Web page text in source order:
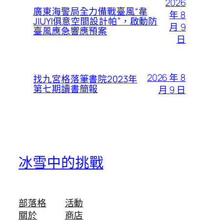
廣東海警局全力備戰臺風“韋
JIUYI俱意空間設計帕”，啟動防
臺風應急響應預案
年 8
月 9
日
找九宮格落筆書院2023年
第七期讀書簡報
2026 年 8
月 9 日
冰雪中的挑戰
部落格
關於
活動
商店